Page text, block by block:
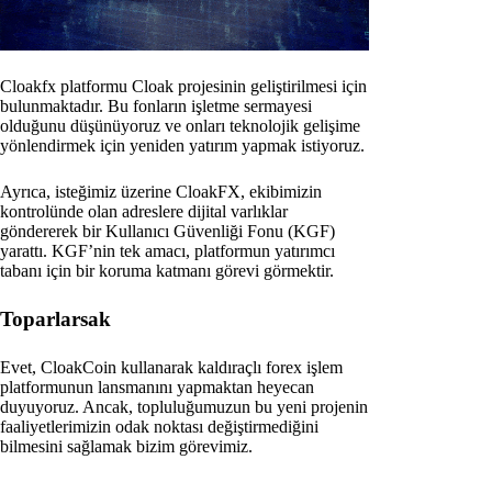
Cloakfx platformu Cloak projesinin geliştirilmesi için
bulunmaktadır. Bu fonların işletme sermayesi
olduğunu düşünüyoruz ve onları teknolojik gelişime
yönlendirmek için yeniden yatırım yapmak istiyoruz.
Ayrıca, isteğimiz üzerine CloakFX, ekibimizin
kontrolünde olan adreslere dijital varlıklar
göndererek bir Kullanıcı Güvenliği Fonu (KGF)
yarattı. KGF’nin tek amacı, platformun yatırımcı
tabanı için bir koruma katmanı görevi görmektir.
Toparlarsak
Evet, CloakCoin kullanarak kaldıraçlı forex işlem
platformunun lansmanını yapmaktan heyecan
duyuyoruz. Ancak, topluluğumuzun bu yeni projenin
faaliyetlerimizin odak noktası değiştirmediğini
bilmesini sağlamak bizim görevimiz.